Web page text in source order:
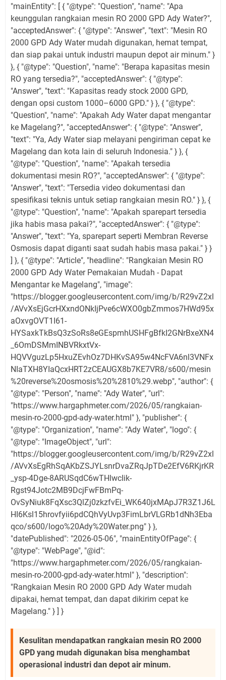
"mainEntity": [ { "@type": "Question", "name": "Apa
keunggulan rangkaian mesin RO 2000 GPD Ady Water?",
"acceptedAnswer": { "@type": "Answer", "text": "Mesin RO
2000 GPD Ady Water mudah digunakan, hemat tempat,
dan siap pakai untuk industri maupun depot air minum." }
}, { "@type": "Question", "name": "Berapa kapasitas mesin
RO yang tersedia?", "acceptedAnswer": { "@type":
"Answer", "text": "Kapasitas ready stock 2000 GPD,
dengan opsi custom 1000–6000 GPD." } }, { "@type":
"Question", "name": "Apakah Ady Water dapat mengantar
ke Magelang?", "acceptedAnswer": { "@type": "Answer",
"text": "Ya, Ady Water siap melayani pengiriman cepat ke
Magelang dan kota lain di seluruh Indonesia." } }, {
"@type": "Question", "name": "Apakah tersedia
dokumentasi mesin RO?", "acceptedAnswer": { "@type":
"Answer", "text": "Tersedia video dokumentasi dan
spesifikasi teknis untuk setiap rangkaian mesin RO." } }, {
"@type": "Question", "name": "Apakah sparepart tersedia
jika habis masa pakai?", "acceptedAnswer": { "@type":
"Answer", "text": "Ya, sparepart seperti Membran Reverse
Osmosis dapat diganti saat sudah habis masa pakai." } }
] }, { "@type": "Article", "headline": "Rangkaian Mesin RO
2000 GPD Ady Water Pemakaian Mudah - Dapat
Mengantar ke Magelang", "image":
"https://blogger.googleusercontent.com/img/b/R29vZ2xl
/AVvXsEjGcrHXxndONkIjPve6cWXO0gbZmmos7HWd95x
aOxvgOVT1I61-
HYSaxkTkBsQ3zSoRs8eGEspmhUSHFgBfkI2GNrBxeXN4
_6OmDSMmINBVRkxtVx-
HQVVguzLp5HxuZEvhOz7DHKvSA95w4NcFVA6nl3VNFx
NIaTXH8YIaQcxHRT2zCEAUGX8b7KE7VR8/s600/mesin
%20reverse%20osmosis%20%2810%29.webp", "author": {
"@type": "Person", "name": "Ady Water", "url":
"https://www.hargaphmeter.com/2026/05/rangkaian-
mesin-ro-2000-gpd-ady-water.html" }, "publisher": {
"@type": "Organization", "name": "Ady Water", "logo": {
"@type": "ImageObject", "url":
"https://blogger.googleusercontent.com/img/b/R29vZ2xl
/AVvXsEgRhSqAKbZSJYLsnrDvaZRqJpTDe2EfV6RKjrKR
_ysp-4Dge-8ARUSqdC6wTHlwcIik-
Rgst94Jotc2MB9DcjFwFBmPq-
OvSyNiuk8FqXsc3QlZj0zkzfvEi_WK640jxMApJ7R3Z1J6L
HI6Ksl15hrovfyii6pdCQhVyUvp3FimLbrVLGRb1dNh3Eba
qco/s600/logo%20Ady%20Water.png" } },
"datePublished": "2026-05-06", "mainEntityOfPage": {
"@type": "WebPage", "@id":
"https://www.hargaphmeter.com/2026/05/rangkaian-
mesin-ro-2000-gpd-ady-water.html" }, "description":
"Rangkaian Mesin RO 2000 GPD Ady Water mudah
dipakai, hemat tempat, dan dapat dikirim cepat ke
Magelang." } ] }
Kesulitan mendapatkan rangkaian mesin RO 2000
GPD yang mudah digunakan bisa menghambat
operasional industri dan depot air minum.